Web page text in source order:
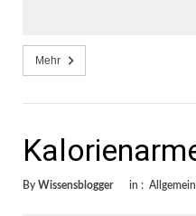
Mehr
By Wissensblogger in :